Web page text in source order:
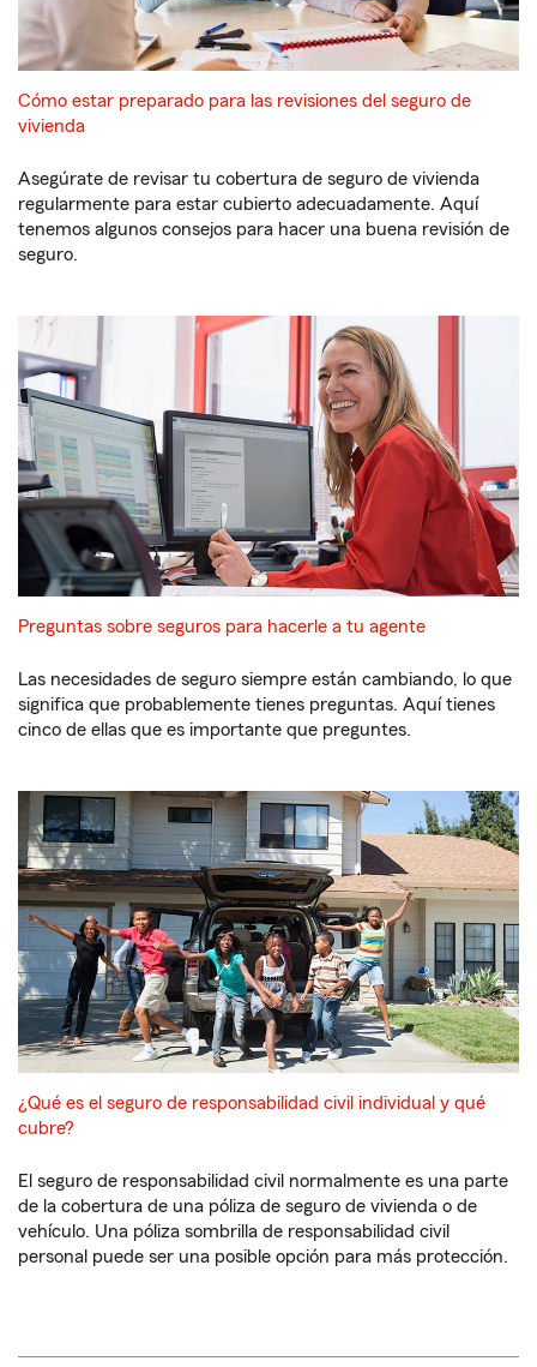
Cómo estar preparado para las revisiones del seguro de
vivienda
Asegúrate de revisar tu cobertura de seguro de vivienda
regularmente para estar cubierto adecuadamente. Aquí
tenemos algunos consejos para hacer una buena revisión de
seguro.
Preguntas sobre seguros para hacerle a tu agente
Las necesidades de seguro siempre están cambiando, lo que
significa que probablemente tienes preguntas. Aquí tienes
cinco de ellas que es importante que preguntes.
¿Qué es el seguro de responsabilidad civil individual y qué
cubre?
El seguro de responsabilidad civil normalmente es una parte
de la cobertura de una póliza de seguro de vivienda o de
vehículo. Una póliza sombrilla de responsabilidad civil
personal puede ser una posible opción para más protección.